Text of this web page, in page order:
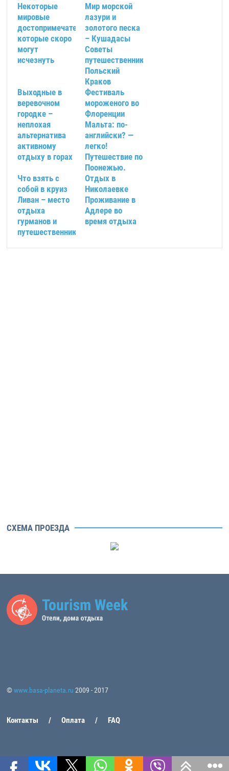
Некоторые
мировые
достопримечательности,
которые скоро
могут
исчезнуть
Мир морской
лазури и
золотого песка
– Кушадасы
Советы
путешественнику.
Польский
Краков
Выходные в
веревочном
городке –
неплохая
альтернатива
активному
отдыху в горах
Фестиваль
мороженого во
Флоренции
Мальта: по-
английски? —
легко!
Путешествие по
Поонежью.
Что взять с
собой в круиз
Отдых в
Николаевке
Ливан – место
отдыха
гурманов и
путешественников
Проживание в
Адлере во
время отдыха
СХЕМА ПРОЕЗДА
©www.basa-planeta.ru 2009 - 2017
Контакты Оплата FAQ